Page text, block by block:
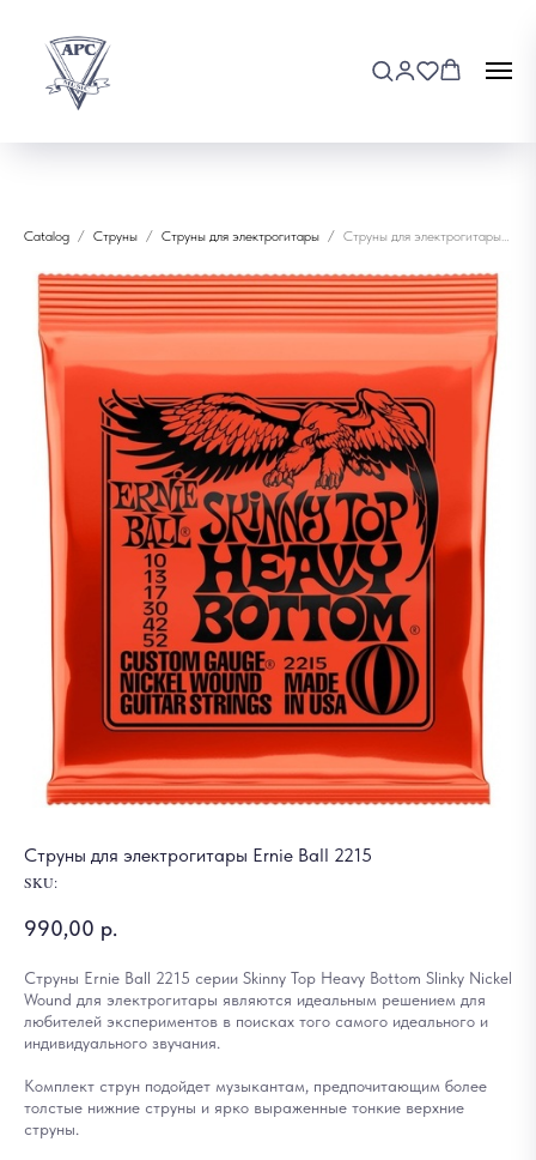
Catalog Струны Струны для электрогитары Струны для электрогитары Ernie Ball 2215
Струны для электрогитары Ernie Ball 2215
SKU:
990,00 р.
Струны Ernie Ball 2215 серии Skinny Top Heavy Bottom Slinky Nickel
Wound для электрогитары являются идеальным решением для
любителей экспериментов в поисках того самого идеального и
индивидуального звучания.
Комплект струн подойдет музыкантам, предпочитающим более
толстые нижние струны и ярко выраженные тонкие верхние
струны.